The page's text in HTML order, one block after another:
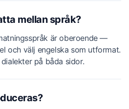
mellan språk?
är oberoende —
och välj engelska som utformat.
på båda sidor.